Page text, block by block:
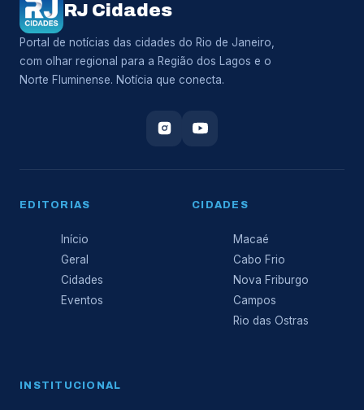
RJ Cidades
Portal de notícias das cidades do Rio de Janeiro,
com olhar regional para a Região dos Lagos e o
Norte Fluminense. Notícia que conecta.
EDITORIAS
Início
Geral
Cidades
Eventos
CIDADES
Macaé
Cabo Frio
Nova Friburgo
Campos
Rio das Ostras
INSTITUCIONAL